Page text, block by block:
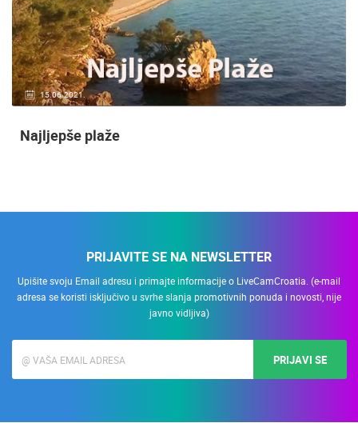
15.06.2021.
Najljepše plaže
PRIJAVITE SE NA NEWSLETTER
Upišite svoju Email adresu i primajte informacije o LiveCamCroatia. (e-mail
adresa se koristi isključivo u svrhe slanja promotivnih ponuda i novosti, nije
javno vidljiva)
PRIJAVI SE